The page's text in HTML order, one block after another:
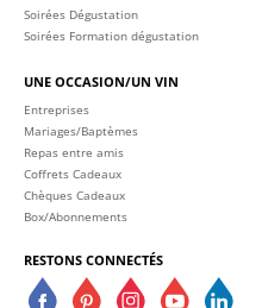
Soirées Dégustation
Soirées Formation dégustation
UNE OCCASION/UN VIN
Entreprises
Mariages/Baptèmes
Repas entre amis
Coffrets Cadeaux
Chèques Cadeaux
Box/Abonnements
RESTONS CONNECTÉS